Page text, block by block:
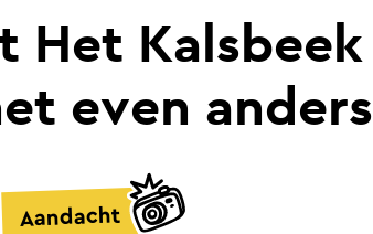
Het Kalsbeek
even anders
Aandacht